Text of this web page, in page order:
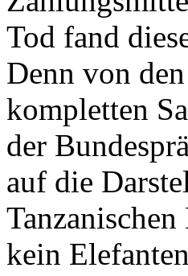
Tod fand
Denn von
kompletten
der
auf die
kein